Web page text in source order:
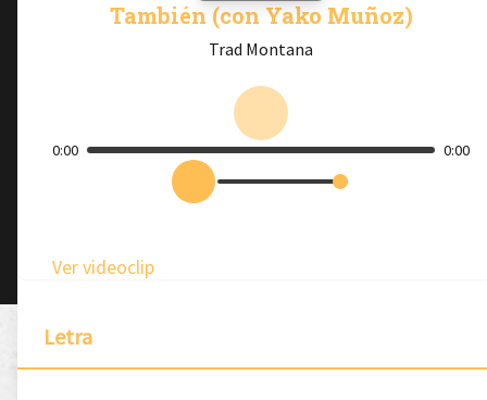
También (con Yako Muñoz)
Trad Montana
0:00 0:00
Ver videoclip
Letra